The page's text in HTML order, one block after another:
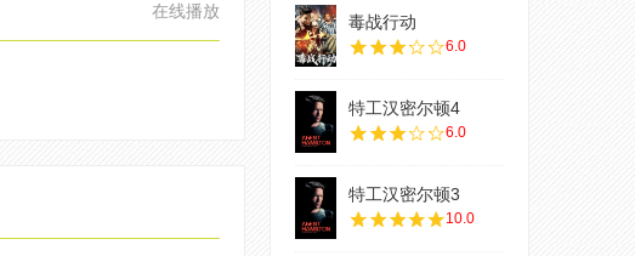
在线播放
毒战行动
6.0
特工汉密尔顿4
6.0
特工汉密尔顿3
10.0